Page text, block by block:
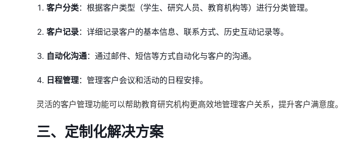
客户分类：根据客户类型（学生、研究人员、教育机构等）进行分类管理。
客户记录：详细记录客户的基本信息、联系方式、历史互动记录等。
自动化沟通：通过邮件、短信等方式自动化与客户的沟通。
日程管理：管理客户会议和活动的日程安排。
灵活的客户管理功能可以帮助教育研究机构更高效地管理客户关系，提升客户满意度。
三、定制化解决方案